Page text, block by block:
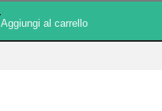
Aggiungi al carrello